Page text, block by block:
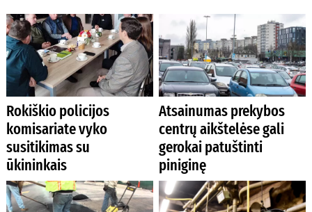
Rokiškio policijos
komisariate vyko
susitikimas su
ūkininkais
Atsainumas prekybos
centrų aikštelėse gali
gerokai patuštinti
piniginę